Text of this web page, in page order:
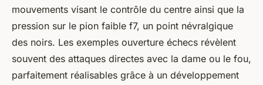
mouvements visant le contrôle du centre ainsi que la
pression sur le pion faible f7, un point névralgique
des noirs. Les exemples ouverture échecs révèlent
souvent des attaques directes avec la dame ou le fou,
parfaitement réalisables grâce à un développement